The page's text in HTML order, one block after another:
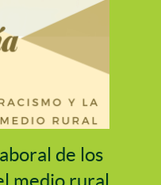
de los